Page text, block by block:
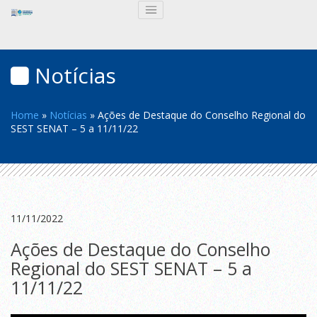
Notícias
Home » Notícias » Ações de Destaque do Conselho Regional do
SEST SENAT – 5 a 11/11/22
11/11/2022
Ações de Destaque do Conselho
Regional do SEST SENAT – 5 a
11/11/22